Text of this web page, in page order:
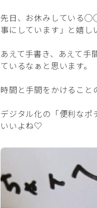
先日、お休みしている
事にしています」と嬉し
あえて手書き、あえて手
ているなぁと思います。
時間と手間をかけること
デジタル化の「便利なポ
いいよね♡